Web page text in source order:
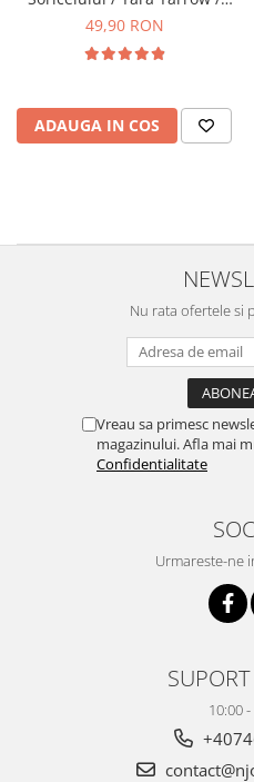
Achillea Millefolium 15ml -
Nature
49,90 RON
ADAUGA IN COS
Nu rata ofertele si
Vreau sa primesc
magazinului. Afla mai
Confidentialitate
Urmareste-ne
10:00